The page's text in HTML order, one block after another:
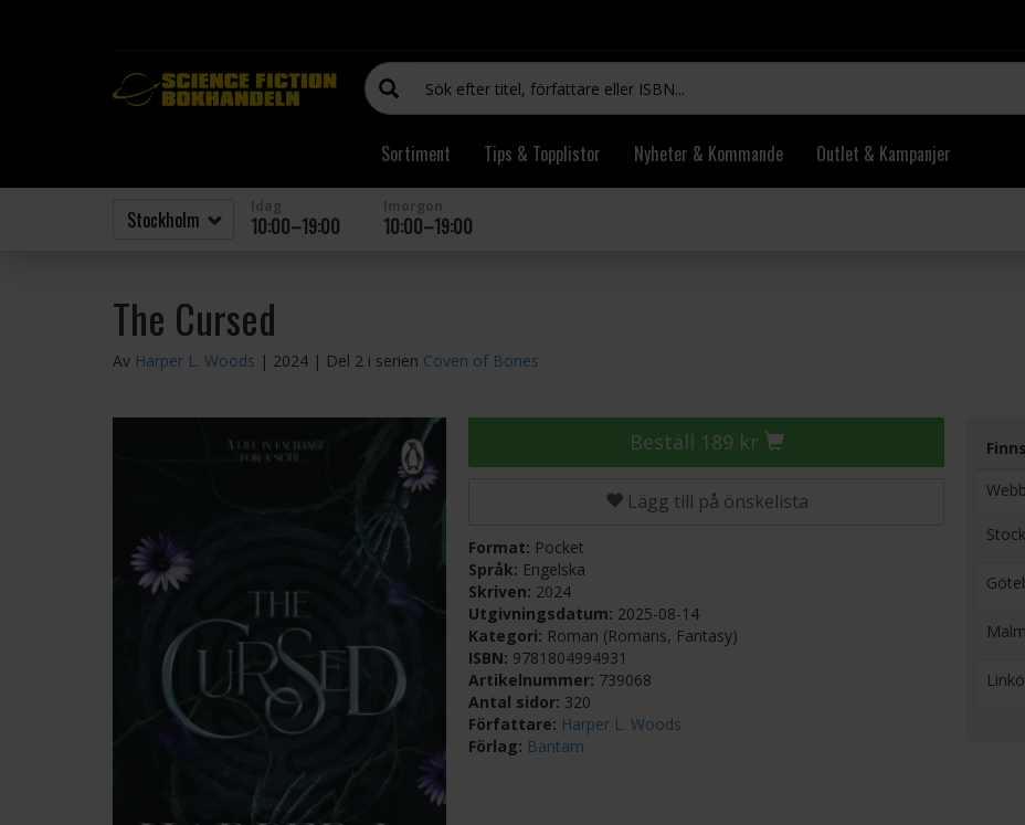
Sortiment Tips & Topplistor Nyheter & Kommande Outlet & Kampanjer
10:00–19:00 10:00–19:00
The Cursed
Av Harper L. Woods | 2024 | Del 2 i serien Coven of Bones
Beställ 189 kr
Lägg till på önskelista
Format: Pocket
Språk: Engelska
Skriven: 2024
Utgivningsdatum: 2025-08-14
Kategori: Roman (Romans, Fantasy)
ISBN: 9781804994931
Artikelnummer: 739068
Antal sidor: 320
Författare: Harper L. Woods
Förlag: Bantam